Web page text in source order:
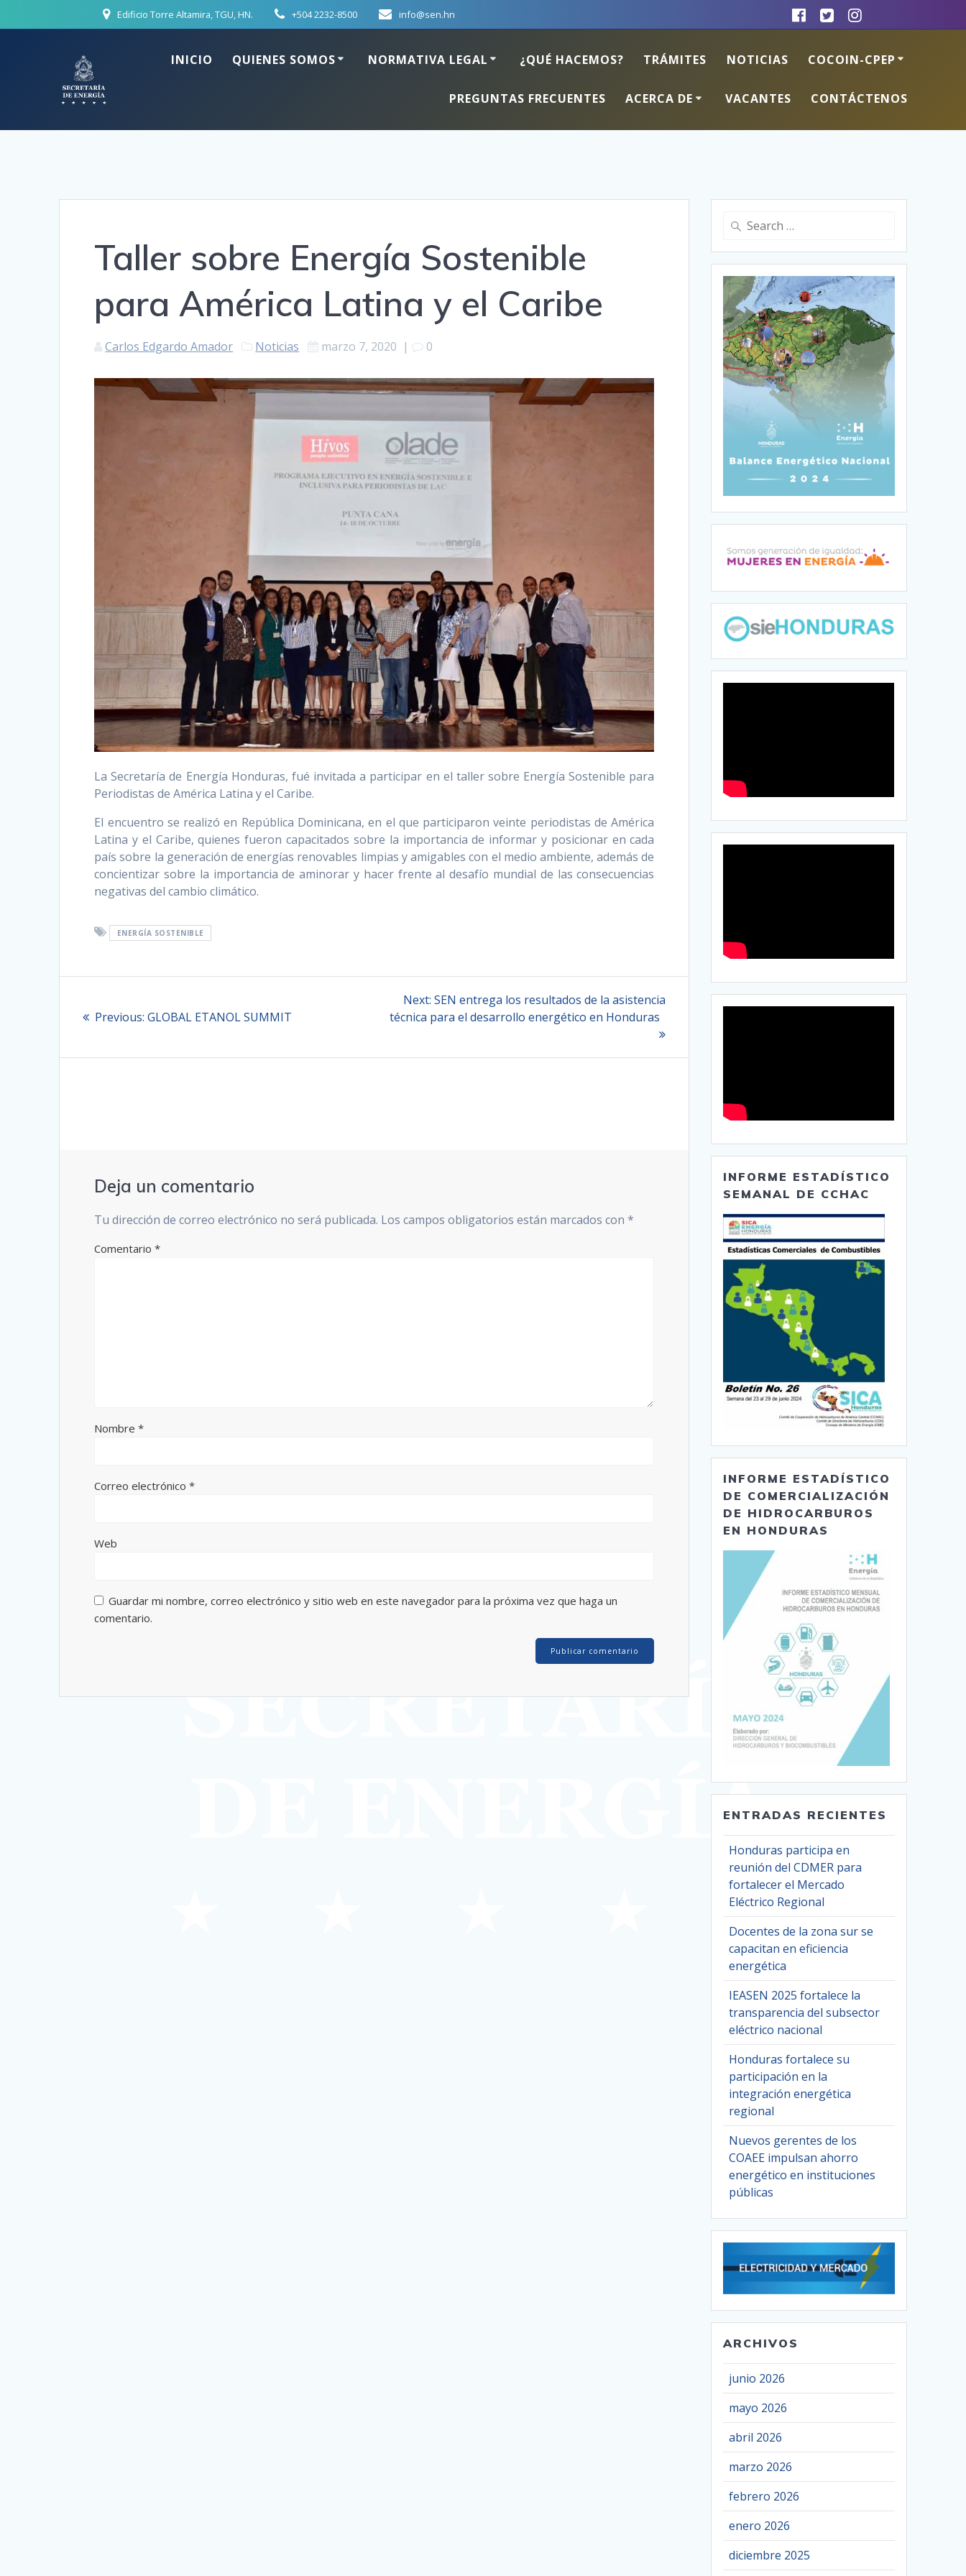
to
Edificio Torre Altamira, TGU, HN. +504 2232-8500 info@sen.hn
INICIO QUIENES SOMOS NORMATIVA LEGAL ¿QUÉ HACEMOS? TRÁMITES NOTICIAS COCOIN-CPEP
PREGUNTAS FRECUENTES ACERCA DE VACANTES CONTÁCTENOS
Taller sobre Energía Sostenible
para América Latina y el Caribe
Carlos Edgardo Amador Noticias marzo 7, 2020 | 0
La Secretaría de Energía Honduras, fué invitada a participar en el taller sobre Energía Sostenible para
Periodistas de América Latina y el Caribe.
El encuentro se realizó en República Dominicana, en el que participaron veinte periodistas de América
Latina y el Caribe, quienes fueron capacitados sobre la importancia de informar y posicionar en cada
país sobre la generación de energías renovables limpias y amigables con el medio ambiente, además de
concientizar sobre la importancia de aminorar y hacer frente al desafío mundial de las consecuencias
negativas del cambio climático.
ENERGÍA SOSTENIBLE
de
entradas
Previous: Previous
GLOBAL ETANOL SUMMIT
Next: Next
post:
SEN entrega los resultados de la asistencia
técnica para el desarrollo energético en Honduras
Deja un comentario
Tu dirección de correo electrónico no será publicada. Los campos obligatorios están marcados con*
Comentario*
Nombre*
Correo electrónico*
Web
Guardar mi nombre, correo electrónico y sitio web en este navegador para la próxima vez que haga un
comentario.
Search
INFORME ESTADÍSTICO
SEMANAL DE CCHAC
INFORME ESTADÍSTICO
DE COMERCIALIZACIÓN
DE HIDROCARBUROS
EN HONDURAS
ENTRADAS RECIENTES
Honduras participa en
reunión del CDMER para
fortalecer el Mercado
Eléctrico Regional
Docentes de la zona sur se
capacitan en eficiencia
energética
IEASEN 2025 fortalece la
transparencia del subsector
eléctrico nacional
Honduras fortalece su
participación en la
integración energética
regional
Nuevos gerentes de los
COAEE impulsan ahorro
energético en instituciones
públicas
ARCHIVOS
junio 2026
mayo 2026
abril 2026
marzo 2026
febrero 2026
enero 2026
diciembre 2025